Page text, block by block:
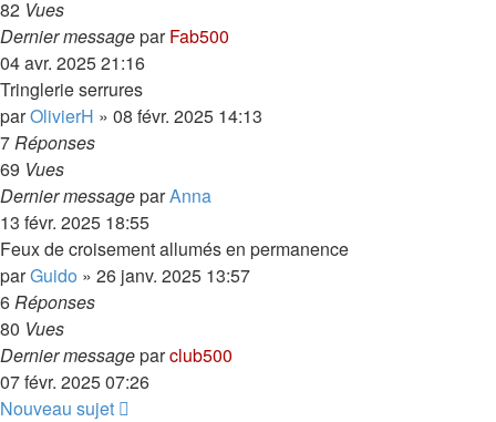
82 Vues
Dernier messageparFab500
04 avr. 2025 21:16
Tringlerie serrures
parOlivierH » 08 févr. 2025 14:13
7Réponses
69 Vues
Dernier messageparAnna
13 févr. 2025 18:55
Feux de croisement allumés en permanence
parGuido » 26 janv. 2025 13:57
6Réponses
80 Vues
Dernier messageparclub500
07 févr. 2025 07:26
Nouveau sujet